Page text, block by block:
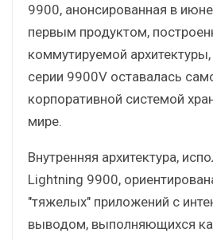
9900, анонсированная в
первым продуктом,
коммутируемой
серии 9900V оставалась
корпоративной системой
мире.
Внутренняя архитектура,
Lightning 9900,
"тяжелых" приложений с
выводом, выполняющихся